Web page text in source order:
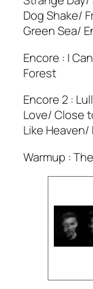
Dog Shake/
Green Sea/
Encore : I
Forest
Encore 2 :
Love/ Close
Like Heaven/
Warmup :